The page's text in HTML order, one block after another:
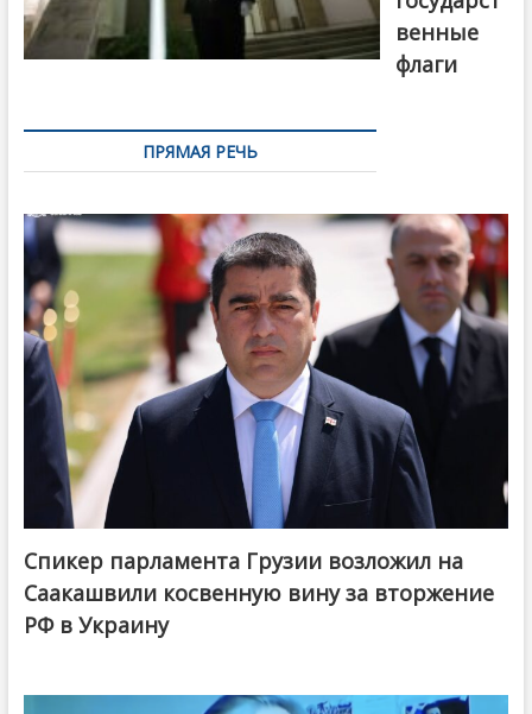
венные
флаги
ПРЯМАЯ РЕЧЬ
Спикер парламента Грузии возложил на
Саакашвили косвенную вину за вторжение
РФ в Украину